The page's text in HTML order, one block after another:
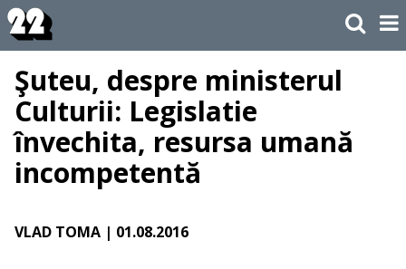
Şuteu, despre ministerul
Culturii: Legislatie
învechita, resursa umană
incompetentă
VLAD TOMA | 01.08.2016